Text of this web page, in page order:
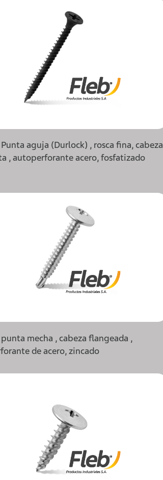
aguja (Durlock) , rosca fina, cabeza
, autoperforante acero, fosfatizado
mecha , cabeza flangeada ,
de acero, zincado